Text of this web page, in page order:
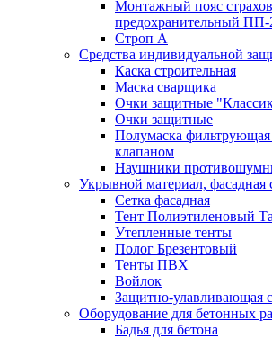
Монтажный пояс
предохранительный
Строп А
Средства индивидуальной
Каска строительная
Маска сварщика
Очки защитные
Очки защитные
Полумаска фильтрующая
клапаном
Наушники
Укрывной материал, фасадная
Сетка фасадная
Тент Полиэтиленовый
Утепленные тенты
Полог Брезентовый
Тенты ПВХ
Войлок
Защитно-улавливающая
Оборудование для бетонных
Бадья для бетона